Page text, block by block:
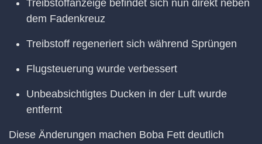
Treibstoffanzeige befindet sich nun direkt neben
dem Fadenkreuz
Treibstoff regeneriert sich während Sprüngen
Flugsteuerung wurde verbessert
Unbeabsichtigtes Ducken in der Luft wurde
entfernt
Diese Änderungen machen Boba Fett deutlich